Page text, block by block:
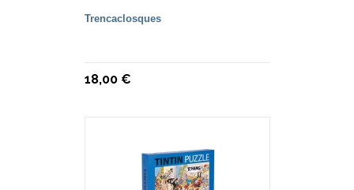
Trencaclosques
18,00 €